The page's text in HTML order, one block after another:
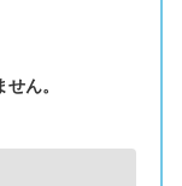
ん。